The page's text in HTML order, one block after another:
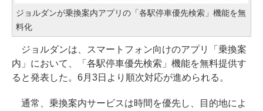
ジョルダンが乗換案内アプリの「各駅停車優先検索」機能を無
料化
ジョルダンは、スマートフォン向けのアプリ「乗換案
内」において、「各駅停車優先検索」機能を無料提供す
ると発表した。6月3日より順次対応が進められる。
通常、乗換案内サービスは時間を優先し、目的地によ